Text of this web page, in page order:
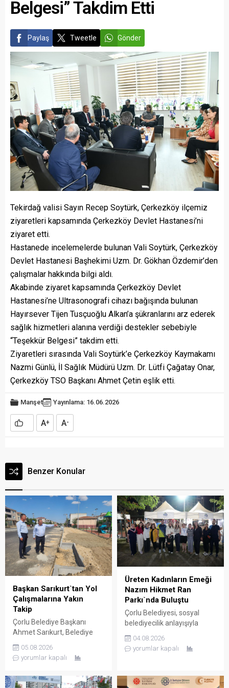
Belgesi” Takdim Etti
Paylaş Tweetle Gönder
Tekirdağ valisi Sayın Recep Soytürk, Çerkezköy ilçemiz
ziyaretleri kapsamında Çerkezköy Devlet Hastanesi’ni
ziyaret etti.
Hastanede incelemelerde bulunan Vali Soytürk, Çerkezköy
Devlet Hastanesi Başhekimi Uzm. Dr. Gökhan Özdemir’den
çalışmalar hakkında bilgi aldı.
Akabinde ziyaret kapsamında Çerkezköy Devlet
Hastanesi’ne Ultrasonografi cihazı bağışında bulunan
Hayırsever Tijen Tusçuoğlu Alkan’a şükranlarını arz ederek
sağlık hizmetleri alanına verdiği destekler sebebiyle
“Teşekkür Belgesi” takdim etti.
Ziyaretleri sırasında Vali Soytürk’e Çerkezköy Kaymakamı
Nazmi Günlü, İl Sağlık Müdürü Uzm. Dr. Lütfi Çağatay Onar,
Çerkezköy TSO Başkanı Ahmet Çetin eşlik etti.
Manşet Yayınlama: 16.06.2026
A+ A-
Benzer Konular
Başkan Sarıkurt`tan Yol
Çalışmalarına Yakın
Takip
Çorlu Belediye Başkanı
Ahmet Sarıkurt, Belediye
Kum ile birlikte kentin farklı
noktalarında sürdürülen
çalışmalarını yerinde
05.08.2026
yorumlar kapalı
Üreten Kadınların Emeği
Nazım Hikmet Ran
Parkı`nda Buluştu
Çorlu Belediyesi, sosyal
belediyecilik anlayışıyla
kadınların ekonomik ve
sosyal hayattaki yerini
güçlendirmeye devam
Başkanı Ahmet Sarıkurt, 6.
Ziya Berhan Kılıç Sokak
04.08.2026
yorumlar kapalı